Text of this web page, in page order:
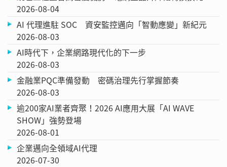
2026-08-04
AI 代理進駐 SOC 資安監控邁向「智動應變」新紀元
2026-08-03
AI時代下，企業網路現代化的下一步
2026-08-03
金融業PQC準備發動 密碼治理先行掌握節奏
2026-08-03
逾200家AI業者齊聚！2026 AI應用大展「AI WAVE
SHOW」強勢登場
2026-08-01
企業邁向全領域AI代理
2026-07-30